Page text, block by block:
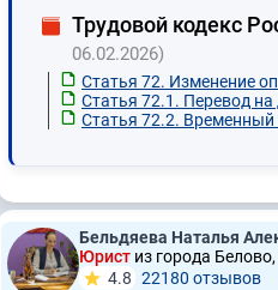
Трудовой кодекс
06.02.2026)
Статья 72. Изменение
Статья 72.1. Перевод
Статья 72.2. Временный
Бельдяева Наталья
Юрист из города
4.8 22180 отзывов